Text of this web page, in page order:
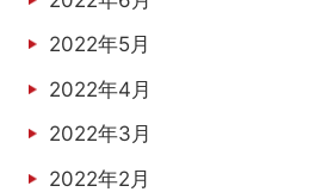
2022年5月
2022年4月
2022年3月
2022年2月